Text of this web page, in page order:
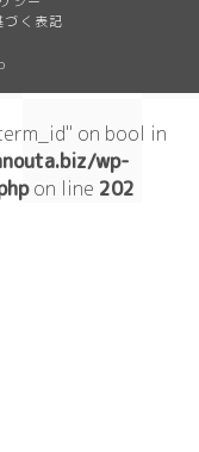
づく表記
on bool in
wp-
on line 202